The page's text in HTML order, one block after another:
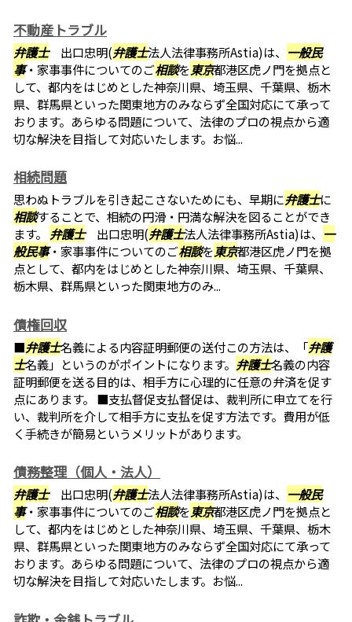
不動産トラブル
弁護士出口忠明(弁護士法人法律事務所Astia)は、 一般民
事・家事事件についてのご相談を東京都港区虎ノ門を拠点と
して、都内をはじめとした神奈川県、埼玉県、千葉県、栃木
県、群馬県といった関東地方のみならず全国対応にて承って
おります。あらゆる問題について、法律のプロの視点から適
切な解決を目指して対応いたします。お悩...
相続問題
思わぬトラブルを引き起こさないためにも、早期に弁護士に
相談することで、相続の円滑・円満な解決を図ることができ
ます。 弁護士出口忠明(弁護士法人法律事務所Astia)は、 一
般民事・家事事件についてのご相談を東京都港区虎ノ門を拠
点として、都内をはじめとした神奈川県、埼玉県、千葉県、
栃木県、群馬県といった関東地方のみ...
債権回収
■弁護士名義による内容証明郵便の送付この方法は、「弁護
士名義」というのがポイントになります。 弁護士名義の内容
証明郵便を送る目的は、相手方に心理的に任意の弁済を促す
点にあります。 ■支払督促支払督促は、裁判所に申立てを行
い、裁判所を介して相手方に支払を促す方法です。費用が低
く手続きが簡易というメリットがあります。
債務整理（個人・法人）
弁護士出口忠明(弁護士法人法律事務所Astia)は、 一般民
事・家事事件についてのご相談を東京都港区虎ノ門を拠点と
して、都内をはじめとした神奈川県、埼玉県、千葉県、栃木
県、群馬県といった関東地方のみならず全国対応にて承って
おります。あらゆる問題について、法律のプロの視点から適
切な解決を目指して対応いたします。お悩...